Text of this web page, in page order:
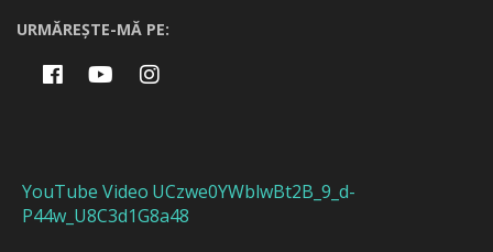
URMĂREȘTE-MĂ PE:
YouTube Video UCzwe0YWblwBt2B_9_d-
P44w_U8C3d1G8a48